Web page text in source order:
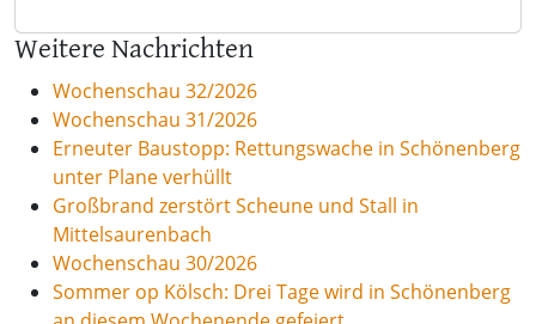
Weitere Nachrichten
Wochenschau 32/2026
Wochenschau 31/2026
Erneuter Baustopp: Rettungswache in Schönenberg
unter Plane verhüllt
Großbrand zerstört Scheune und Stall in
Mittelsaurenbach
Wochenschau 30/2026
Sommer op Kölsch: Drei Tage wird in Schönenberg